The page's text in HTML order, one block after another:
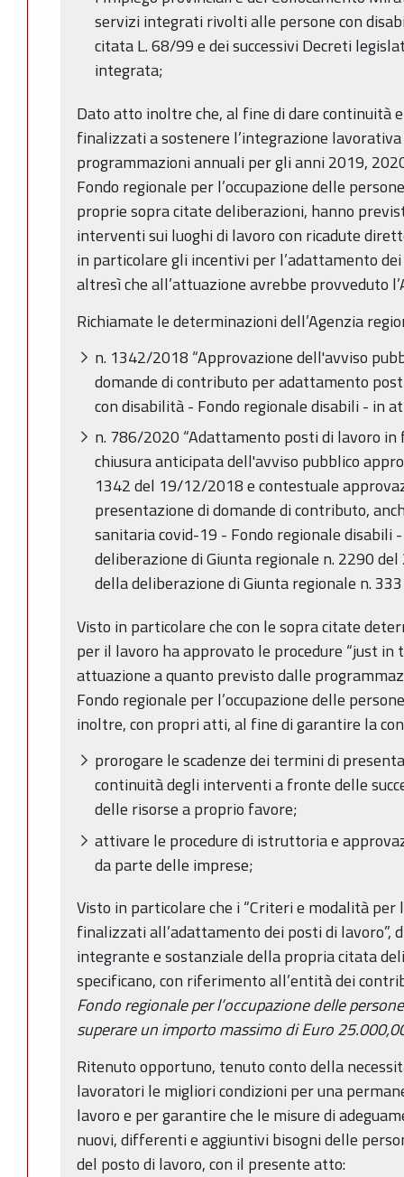
servizi integrati rivolti alle persone con
citata L. 68/99 e dei successivi Decreti
integrata;
Dato atto inoltre che, al fine di dare continuità
finalizzati a sostenere l’integrazione
programmazioni annuali per gli anni 2019,
Fondo regionale per l’occupazione delle
proprie sopra citate deliberazioni, hanno
interventi sui luoghi di lavoro con ricadute
in particolare gli incentivi per l’adattamento
altresì che all’attuazione avrebbe provveduto
Richiamate le determinazioni dell’Agenzia
n. 1342/2018 “Approvazione dell'avviso
domande di contributo per adattamento
con disabilità - Fondo regionale disabili - in
n. 786/2020 “Adattamento posti di lavoro in
chiusura anticipata dell'avviso pubblico
1342 del 19/12/2018 e contestuale
presentazione di domande di contributo,
sanitaria covid-19 - Fondo regionale disabili
deliberazione di Giunta regionale n. 2290
della deliberazione di Giunta regionale n.
Visto in particolare che con le sopra citate
per il lavoro ha approvato le procedure “just in
attuazione a quanto previsto dalle
Fondo regionale per l’occupazione delle
inoltre, con propri atti, al fine di garantire la
prorogare le scadenze dei termini di
continuità degli interventi a fronte delle
delle risorse a proprio favore;
attivare le procedure di istruttoria e
da parte delle imprese;
Visto in particolare che i “Criteri e modalità per
finalizzati all’adattamento dei posti di lavoro”,
integrante e sostanziale della propria citata
specificano, con riferimento all’entità dei
Fondo regionale per l’occupazione delle
superare un importo massimo di Euro
Ritenuto opportuno, tenuto conto della
lavoratori le migliori condizioni per una
lavoro e per garantire che le misure di
nuovi, differenti e aggiuntivi bisogni delle
del posto di lavoro, con il presente atto: